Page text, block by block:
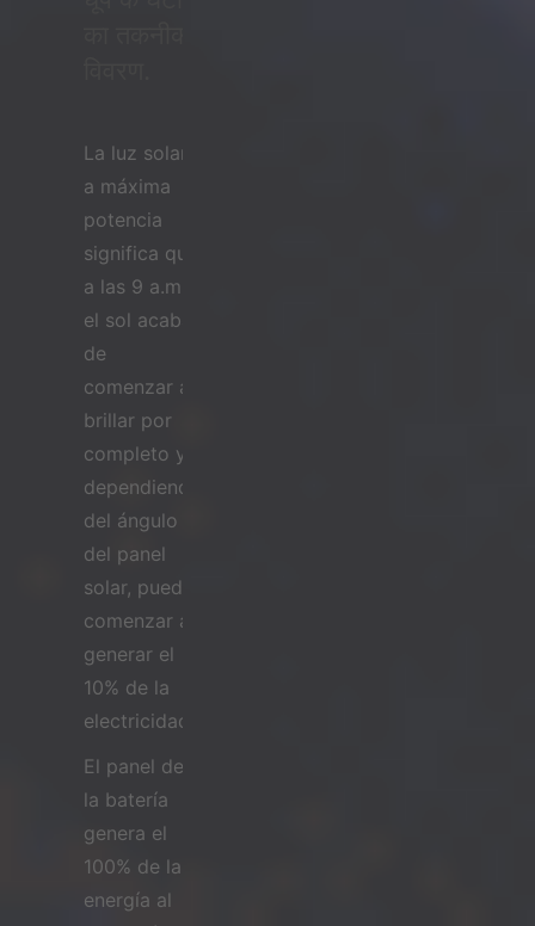
La luz solar
a máxima
potencia
significa que
a las 9 a.m.,
el sol acaba
de
comenzar a
brillar por
completo y,
dependiendo
del ángulo
del panel
solar, puede
comenzar a
generar el
10% de la
electricidad.
El panel de
la batería
genera el
100% de la
energía al